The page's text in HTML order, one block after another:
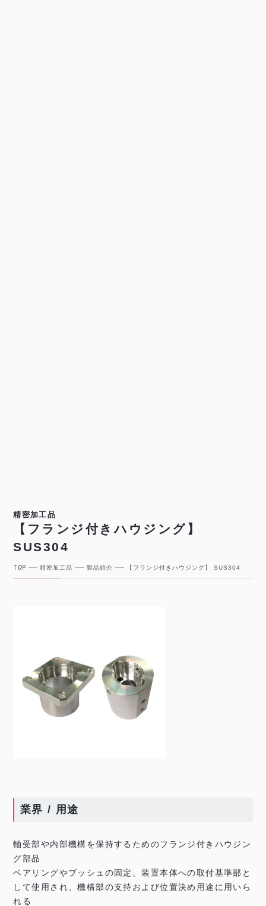
精密加工品
【フランジ付きハウジング】
SUS304
TOP 精密加工品 製品紹介 【フランジ付きハウジング】 SUS304
業界 / 用途
軸受部や内部機構を保持するためのフランジ付きハウジン
グ部品
ベアリングやブッシュの固定、装置本体への取付基準部と
して使用され、機構部の支持および位置決め用途に用いら
れる